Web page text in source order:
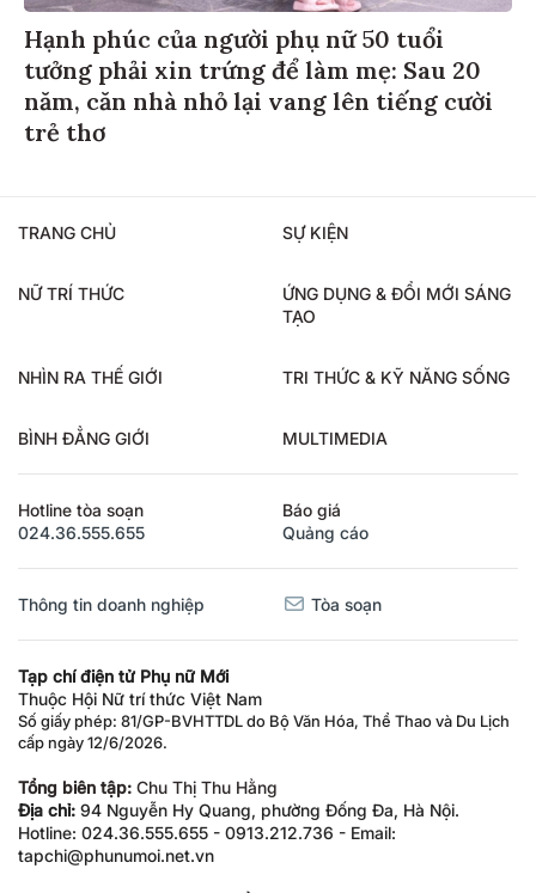
Hạnh phúc của người phụ nữ 50 tuổi
tưởng phải xin trứng để làm mẹ: Sau 20
năm, căn nhà nhỏ lại vang lên tiếng cười
trẻ thơ
TRANG CHỦ SỰ KIỆN
NỮ TRÍ THỨC
ỨNG DỤNG & ĐỔI MỚI SÁNG
TẠO
NHÌN RA THẾ GIỚI TRI THỨC & KỸ NĂNG SỐNG
BÌNH ĐẲNG GIỚI MULTIMEDIA
Hotline tòa soạn
024.36.555.655
Báo giá
Quảng cáo
Thông tin doanh nghiệp Tòa soạn
Tạp chí điện tử Phụ nữ Mới
Thuộc Hội Nữ trí thức Việt Nam
Số giấy phép: 81/GP-BVHTTDL do Bộ Văn Hóa, Thể Thao và Du Lịch
cấp ngày 12/6/2026.
Tổng biên tập: Chu Thị Thu Hằng
Địa chỉ: 94 Nguyễn Hy Quang, phường Đống Đa, Hà Nội.
Hotline: 024.36.555.655 - 0913.212.736 - Email:
tapchi@phunumoi.net.vn